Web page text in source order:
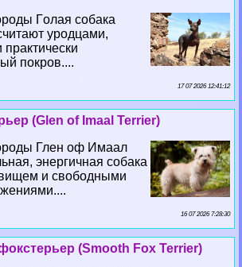
Гoлая собака
уpoдцами,
пpaктически
покров....
17 07 2026 12:41:12
(Glen of Imaal Terrier)
Глен оф Имаал
энергичная собака
и свободными
16 07 2026 7:28:30
(Smooth Fox Terrier)